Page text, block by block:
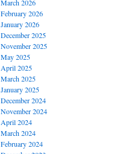
March 2026
February 2026
January 2026
December 2025
November 2025
May 2025
April 2025
March 2025
January 2025
December 2024
November 2024
April 2024
March 2024
February 2024